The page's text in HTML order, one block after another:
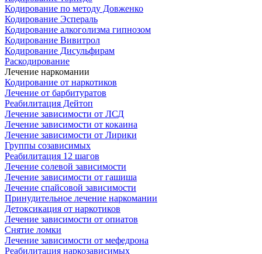
Кодирование по методу Довженко
Кодирование Эспераль
Кодирование алкоголизма гипнозом
Кодирование Вивитрол
Кодирование Дисульфирам
Раскодирование
Лечение наркомании
Кодирование от наркотиков
Лечение от барбитуратов
Реабилитация Дейтоп
Лечение зависимости от ЛСД
Лечение зависимости от кокаина
Лечение зависимости от Лирики
Группы созависимых
Реабилитация 12 шагов
Лечение солевой зависимости
Лечение зависимости от гашиша
Лечение спайсовой зависимости
Принудительное лечение наркомании
Детоксикация от наркотиков
Лечение зависимости от опиатов
Снятие ломки
Лечение зависимости от мефедрона
Реабилитация наркозависимых